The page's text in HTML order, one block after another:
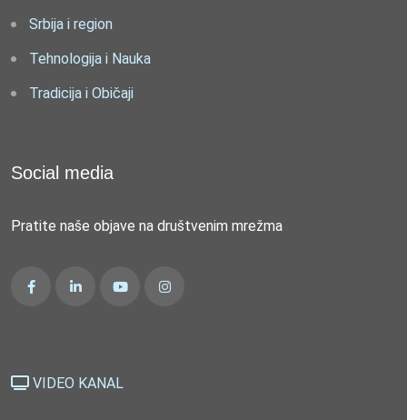
Srbija i region
Tehnologija i Nauka
Tradicija i Običaji
Social media
Pratite naše objave na društvenim mrežma
VIDEO KANAL